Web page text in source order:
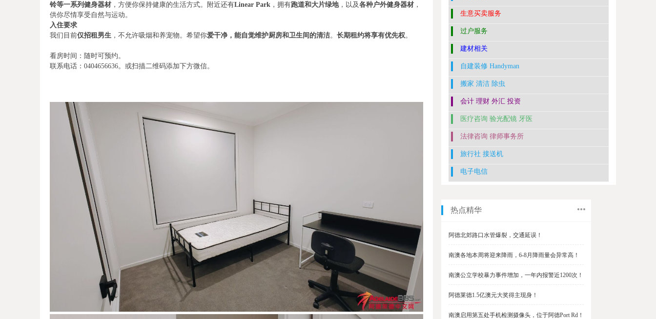
铃等一系列健身器材 ，方便你保持健康的生活方式。附近还有Linear Park ，拥有跑道和大片绿地，以及各种户外健身器材 ，
供你尽情享受自然与运动。
入住要求
我们目前仅招租男生 ，不允许吸烟和养宠物。希望你爱干净，能自觉维护厨房和卫生间的清洁。 长期租约将享有优先权 。
看房时间：随时可预约。
联系电话：0404656636。或扫描二维码添加下方微信。
生意买卖服务
过户服务
建材相关
自建装修 Handyman
搬家 清洁 除虫
会计 理财 外汇 投资
医疗咨询 验光配镜 牙医
法律咨询 律师事务所
旅行社 接送机
电子电信
热点精华
阿德北郊路口水管爆裂，交通延误！
南澳各地本周将迎来降雨，6-8月降雨量会异常高！
南澳公立学校暴力事件增加，一年内报警近1200次！
阿德莱德1.5亿澳元大奖得主现身！
南澳启用第五处手机检测摄像头，位于阿德Port Rd！